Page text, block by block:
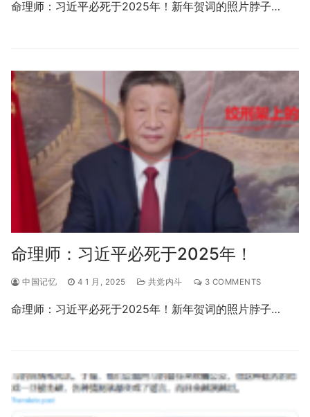
命理师：习近平必死于2025年！新年贺词的照片脖子…
命理师：习近平必死于2025年！
中国记忆 4 1 月, 2025 共党内斗 3 COMMENTS
命理师：习近平必死于2025年！新年贺词的照片脖子…